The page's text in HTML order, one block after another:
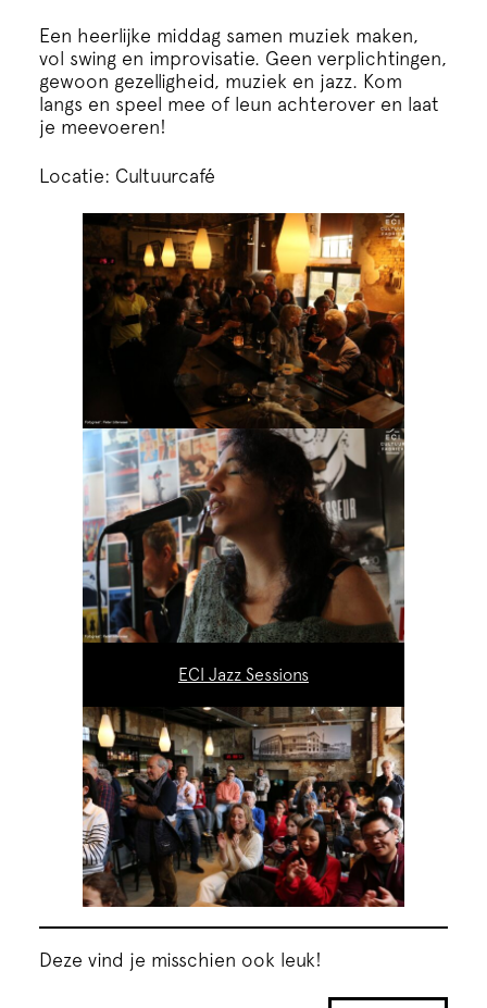
Een heerlijke middag samen muziek maken,
vol swing en improvisatie. Geen verplichtingen,
gewoon gezelligheid, muziek en jazz. Kom
langs en speel mee of leun achterover en laat
je meevoeren!
Locatie: Cultuurcafé
ECI Jazz Sessions
Deze vind je misschien ook leuk!